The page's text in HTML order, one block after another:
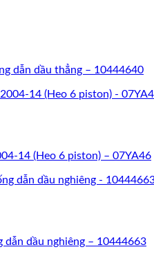
dẫn dầu thẳng – 10444640
14 (Heo 6 piston) – 07YA46
dẫn dầu nghiêng – 10444663